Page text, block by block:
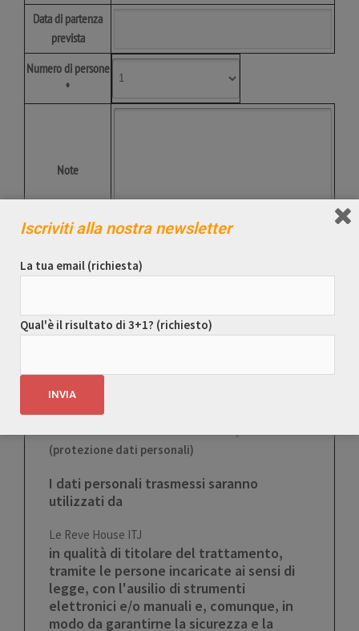
Data di partenza
prevista
Numero di persone
*
Note
di 3+1
Privacy*
Acconsento al trattamento dei dati personali nel rispetto di quanto
degli stessi.
(protezione dati personali)
I dati personali trasmessi saranno
utilizzati da
​Le Reve House ITJ​
in qualità di titolare del trattamento,
tramite le persone incaricate ai sensi di
legge, con l'ausilio di strumenti
elettronici e/o manuali e, comunque, in
modo da garantirne la sicurezza e la
Iscriviti alla nostra newsletter
La tua email (richiesta)
Qual'è il risultato di 3+1? (richiesto)